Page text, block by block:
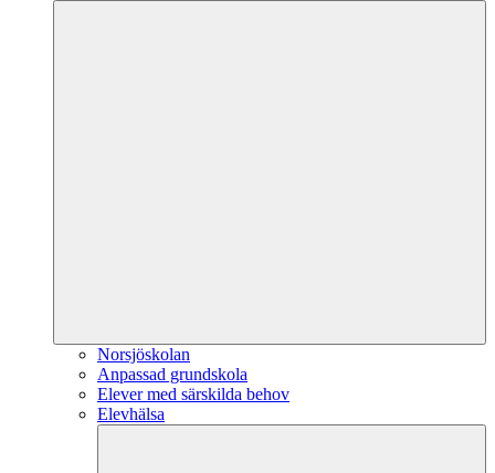
Norsjöskolan
Anpassad grundskola
Elever med särskilda behov
Elevhälsa